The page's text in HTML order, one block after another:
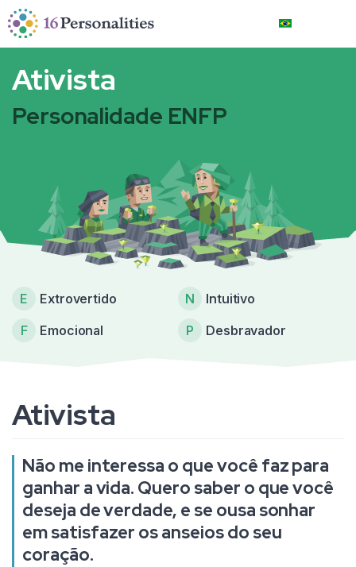
Pular para o conteúdo principal
Pular para as opções de acessibilidade
Português
Ativista
Personalidade ENFP
E Extrovertido N
Intuitivo
F
Emocional P Desbravador
Ativista
Não me interessa o que você faz para
ganhar a vida. Quero saber o que você
deseja de verdade, e se ousa sonhar
em satisfazer os anseios do seu
coração.